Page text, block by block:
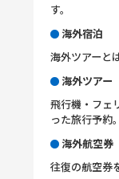
す。
海外宿泊
海外ツアーと
海外ツアー
飛行機・フェ
った旅行予約
海外航空券
往復の航空券